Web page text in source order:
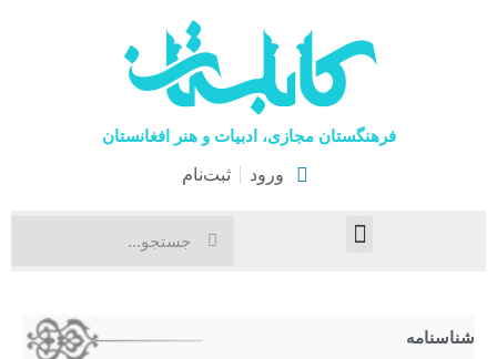
فرهنگستان مجازی، ادبیات و هنر افغانستان
ورود ثبت‌نام
شناسنامه